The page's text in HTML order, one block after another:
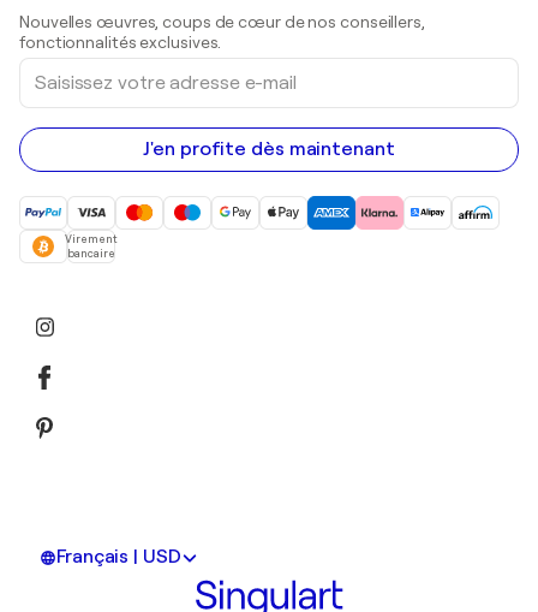
Peintures acryliques
Nouvelles œuvres, coups de cœur de nos conseillers,
fonctionnalités exclusives.
Saisissez
votre
adresse
e-
mail
J'en profite dès maintenant
Virement
bancaire
Français | USD